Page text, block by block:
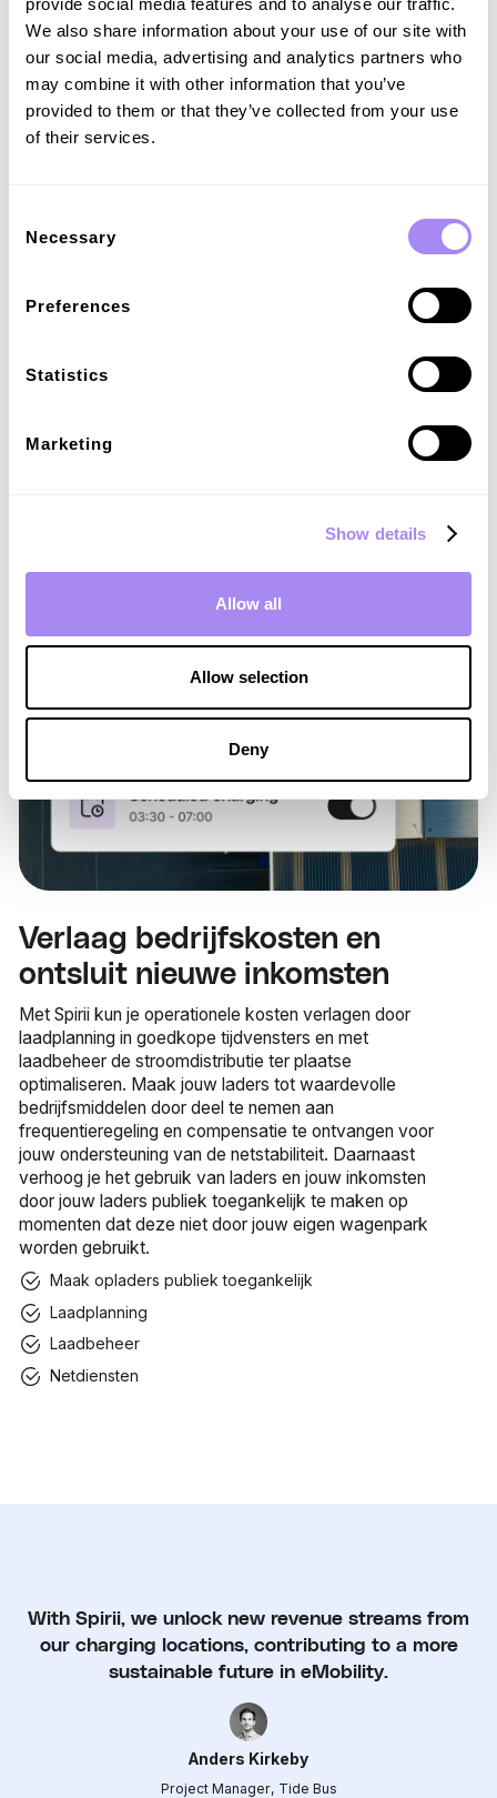
provide social media features and to analyse our traffic.
We also share information about your use of our site with
our social media, advertising and analytics partners who
may combine it with other information that you’ve
provided to them or that they’ve collected from your use
of their services.
Selection
Necessary
Preferences
Statistics
Marketing
Show details
Allow all
Allow selection
Deny
Verlaag bedrijfskosten en
ontsluit nieuwe inkomsten
Met Spirii kun je operationele kosten verlagen door
laadplanning in goedkope tijdvensters en met
laadbeheer de stroomdistributie ter plaatse
optimaliseren. Maak jouw laders tot waardevolle
bedrijfsmiddelen door deel te nemen aan
frequentieregeling en compensatie te ontvangen voor
jouw ondersteuning van de netstabiliteit. Daarnaast
verhoog je het gebruik van laders en jouw inkomsten
door jouw laders publiek toegankelijk te maken op
momenten dat deze niet door jouw eigen wagenpark
worden gebruikt.
Maak opladers publiek toegankelijk
Laadplanning
Laadbeheer
Netdiensten
With Spirii, we unlock new revenue streams from
our charging locations, contributing to a more
sustainable future in eMobility.
Anders Kirkeby
Project Manager, Tide Bus